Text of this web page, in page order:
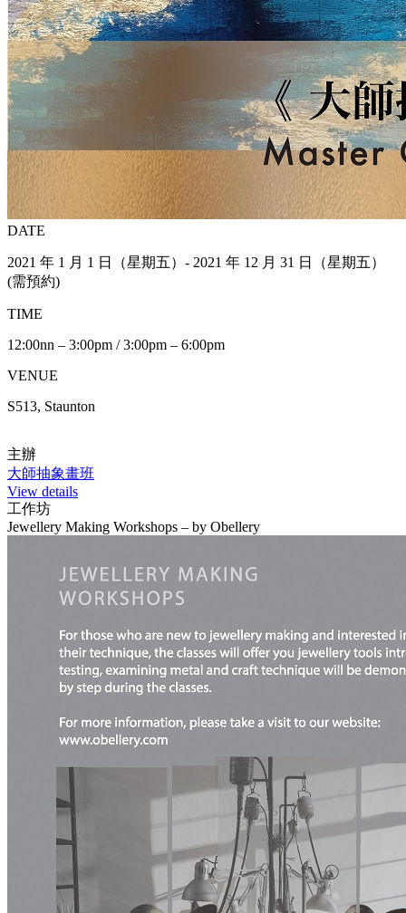
DATE
2021 年 1 月 1 日（星期五）- 2021 年 12 月 31 日（星期五）
(需預約)
TIME
12:00nn – 3:00pm / 3:00pm – 6:00pm
VENUE
S513, Staunton
主辦
大師抽象畫班
View details
工作坊
Jewellery Making Workshops – by Obellery